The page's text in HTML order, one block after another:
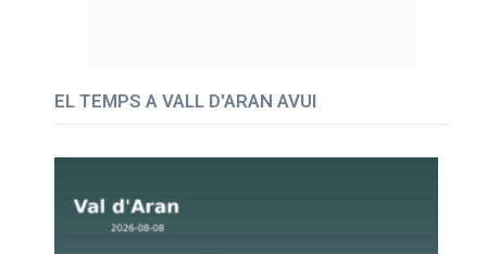
EL TEMPS A VALL D'ARAN AVUI